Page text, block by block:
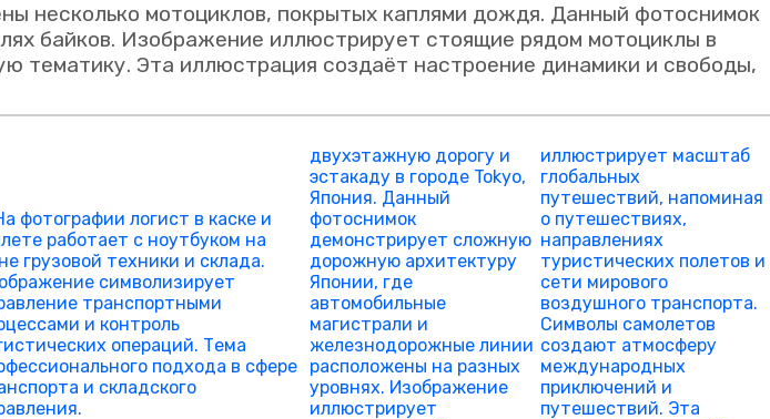
несколько мотоциклов, покрытых каплями дождя. Данный фотоснимок
байков. Изображение иллюстрирует стоящие рядом мотоциклы в
тематику. Эта иллюстрация создаёт настроение динамики и свободы,